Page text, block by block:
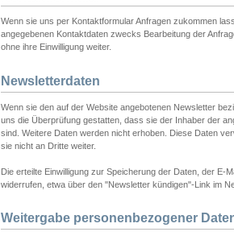
Wenn sie uns per Kontaktformular Anfragen zukommen
angegebenen Kontaktdaten zwecks Bearbeitung der
ohne ihre Einwilligung weiter.
Newsletterdaten
Wenn sie den auf der Website angebotenen Newsletter
uns die Überprüfung gestatten, dass sie der Inhaber der
sind. Weitere Daten werden nicht erhoben. Diese Daten
sie nicht an Dritte weiter.
Die erteilte Einwilligung zur Speicherung der Daten, der
widerrufen, etwa über den "Newsletter kündigen"-Link im
Weitergabe personenbezogener